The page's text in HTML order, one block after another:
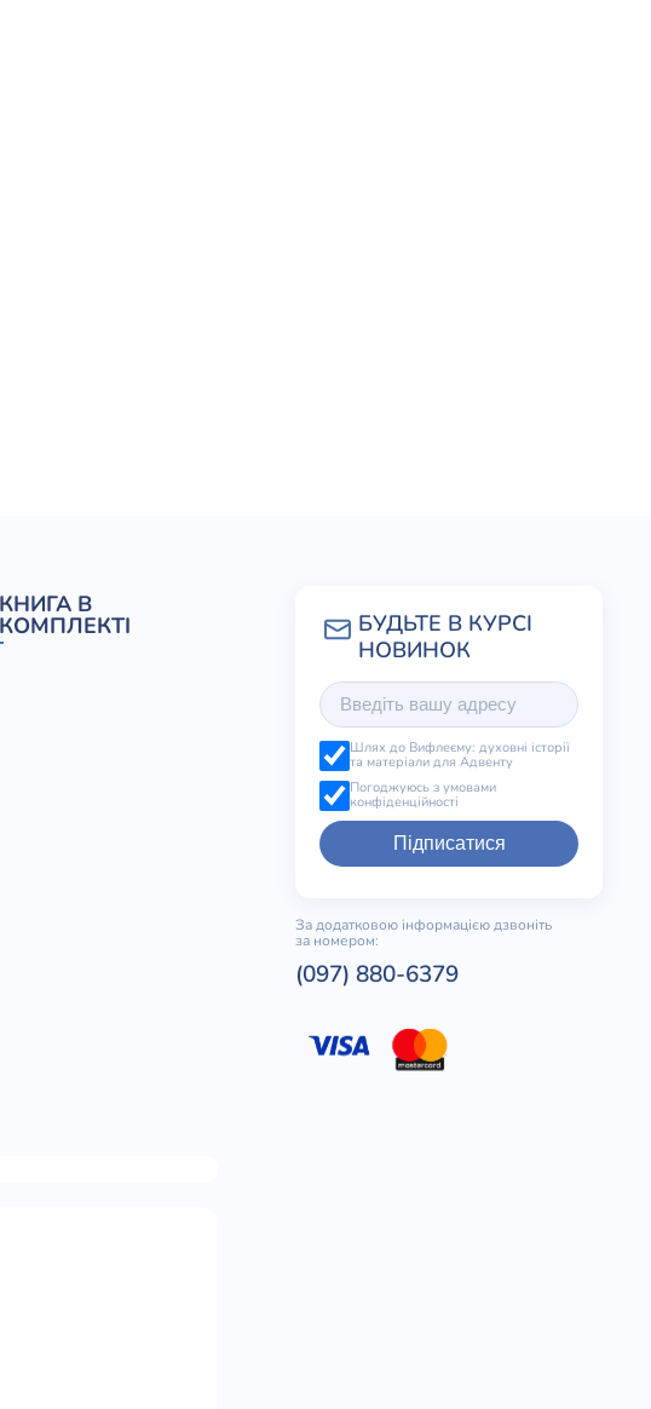
КНИГА В
КОМПЛЕКТІ
Шлях до Вифлеєму: духовні історії
та матеріали для Адвенту
Погоджуюсь з умовами
конфіденційності
Підписатися
За додатковою інформацією дзвоніть
за номером:
(097) 880-6379